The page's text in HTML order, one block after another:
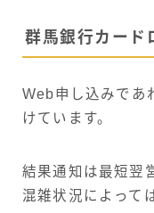
群馬銀行カード
Web申し込みであ
けています。
結果通知は最短翌
混雑状況によって